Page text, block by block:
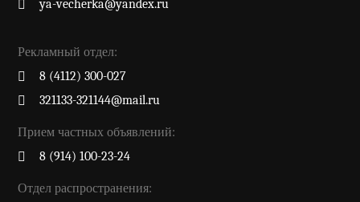
ya-vecherka@yandex.ru
Рекламный отдел:
8 (4112) 300-027
321133-321144@mail.ru
Прием частных объявлений:
8 (914) 100-23-24
Отдел распространения: